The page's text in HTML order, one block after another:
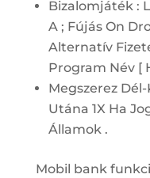
Bizalomjáték :
A ; Fújás On
Alternatív
Program Név [
Megszerez
Utána 1X Ha
Államok .
Mobil bank